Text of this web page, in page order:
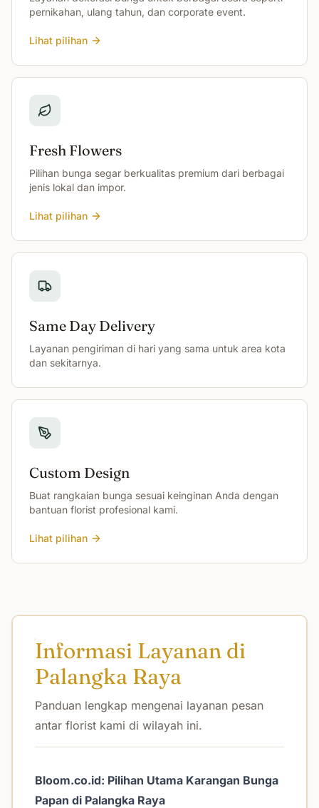
pernikahan, ulang tahun, dan corporate event.
Lihat pilihan
Fresh Flowers
Pilihan bunga segar berkualitas premium dari berbagai
jenis lokal dan impor.
Lihat pilihan
Same Day Delivery
Layanan pengiriman di hari yang sama untuk area kota
dan sekitarnya.
Custom Design
Buat rangkaian bunga sesuai keinginan Anda dengan
bantuan florist profesional kami.
Lihat pilihan
Informasi Layanan di
Palangka Raya
Panduan lengkap mengenai layanan pesan
antar florist kami di wilayah ini.
Bloom.co.id: Pilihan Utama Karangan Bunga
Papan di Palangka Raya